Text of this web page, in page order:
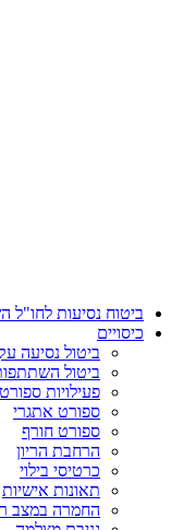
ביטוח נסיעות לחו"ל
כיסויים
ביטול נסיעה
ביטול
פעילויות
ספורט אתגרי
ספורט חורף
הרחבת הריון
כרטיסי בילוי
תאונות אישיות
החמרה במצב